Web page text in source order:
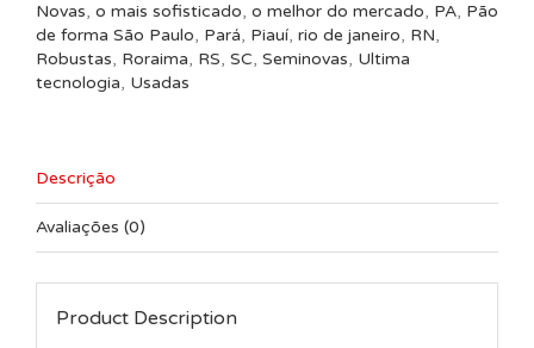
Novas, o mais sofisticado, o melhor do mercado, PA, Pão
de forma São Paulo, Pará, Piauí, rio de janeiro, RN,
Robustas, Roraima, RS, SC, Seminovas, Ultima
tecnologia, Usadas
Descrição
Avaliações (0)
Product Description